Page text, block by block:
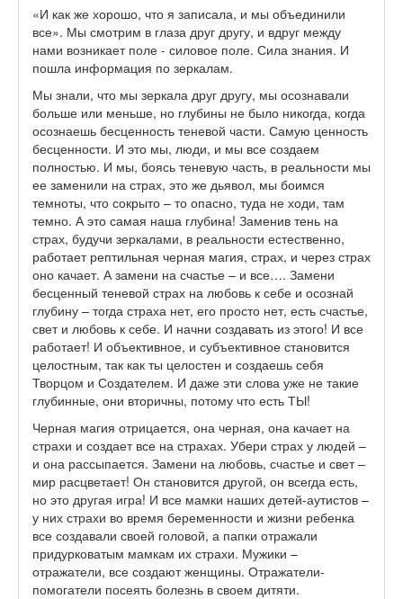
«И как же хорошо, что я записала, и мы объединили
все». Мы смотрим в глаза друг другу, и вдруг между
нами возникает поле - силовое поле. Сила знания. И
пошла информация по зеркалам.
Мы знали, что мы зеркала друг другу, мы осознавали
больше или меньше, но глубины не было никогда, когда
осознаешь бесценность теневой части. Самую ценность
бесценности. И это мы, люди, и мы все создаем
полностью. И мы, боясь теневую часть, в реальности мы
ее заменили на страх, это же дьявол, мы боимся
темноты, что сокрыто – то опасно, туда не ходи, там
темно. А это самая наша глубина! Заменив тень на
страх, будучи зеркалами, в реальности естественно,
работает рептильная черная магия, страх, и через страх
оно качает. А замени на счастье – и все…. Замени
бесценный теневой страх на любовь к себе и осознай
глубину – тогда страха нет, его просто нет, есть счастье,
свет и любовь к себе. И начни создавать из этого! И все
работает! И объективное, и субъективное становится
целостным, так как ты целостен и создаешь себя
Творцом и Создателем. И даже эти слова уже не такие
глубинные, они вторичны, потому что есть ТЫ!
Черная магия отрицается, она черная, она качает на
страхи и создает все на страхах. Убери страх у людей –
и она рассыпается. Замени на любовь, счастье и свет –
мир расцветает! Он становится другой, он всегда есть,
но это другая игра! И все мамки наших детей-аутистов –
у них страхи во время беременности и жизни ребенка
все создавали своей головой, а папки отражали
придурковатым мамкам их страхи. Мужики –
отражатели, все создают женщины. Отражатели-
помогатели посеять болезнь в своем дитяти.